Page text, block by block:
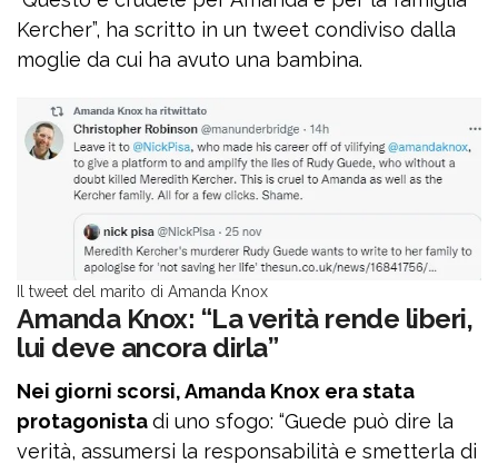
Kercher”, ha scritto in un tweet condiviso dalla
moglie da cui ha avuto una bambina.
Il tweet del marito di Amanda Knox
Amanda Knox: “La verità rende liberi,
lui deve ancora dirla”
Nei giorni scorsi, Amanda Knox era stata
protagonistadi uno sfogo: “Guede può dire la
verità, assumersi la responsabilità e smetterla di